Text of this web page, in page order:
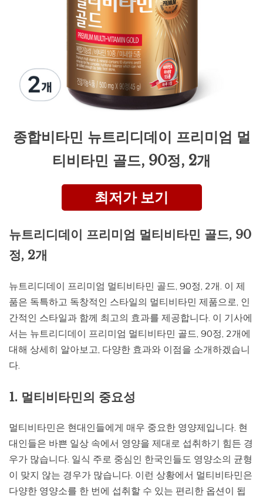
종합비타민 뉴트리디데이 프리미엄 멀
티비타민 골드, 90정, 2개
최저가 보기
뉴트리디데이 프리미엄 멀티비타민 골드, 90
정, 2개
뉴트리디데이 프리미엄 멀티비타민 골드, 90정, 2개. 이 제
품은 독특하고 독창적인 스타일의 멀티비타민 제품으로, 인
간적인 스타일과 함께 최고의 효과를 제공합니다. 이 기사에
서는 뉴트리디데이 프리미엄 멀티비타민 골드, 90정, 2개에
대해 상세히 알아보고, 다양한 효과와 이점을 소개하겠습니
다.
1. 멀티비타민의 중요성
멀티비타민은 현대인들에게 매우 중요한 영양제입니다. 현
대인들은 바쁜 일상 속에서 영양을 제대로 섭취하기 힘든 경
우가 많습니다. 일식 주로 중심인 한국인들도 영양소의 균형
이 맞지 않는 경우가 많습니다. 이런 상황에서 멀티비타민은
다양한 영양소를 한 번에 섭취할 수 있는 편리한 옵션이 됩